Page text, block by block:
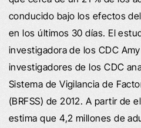
conducido bajo los efectos
en los últimos 30 días. El
investigadora de los CDC
investigadores de los CDC
Sistema de Vigilancia de
(BRFSS) de 2012. A partir de
estima que 4,2 millones de